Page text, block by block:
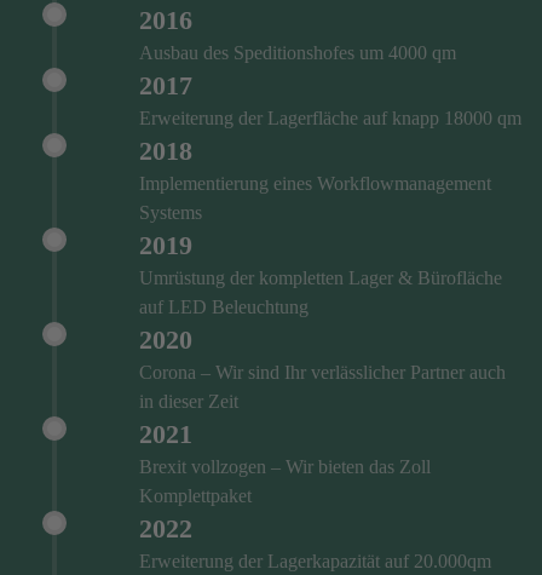
2016
Ausbau des Speditionshofes um 4000 qm
2017
Erweiterung der Lagerfläche auf knapp 18000 qm
2018
Implementierung eines Workflowmanagement
Systems
2019
Umrüstung der kompletten Lager & Bürofläche
auf LED Beleuchtung
2020
Corona – Wir sind Ihr verlässlicher Partner auch
in dieser Zeit
2021
Brexit vollzogen – Wir bieten das Zoll
Komplettpaket
2022
Erweiterung der Lagerkapazität auf 20.000qm